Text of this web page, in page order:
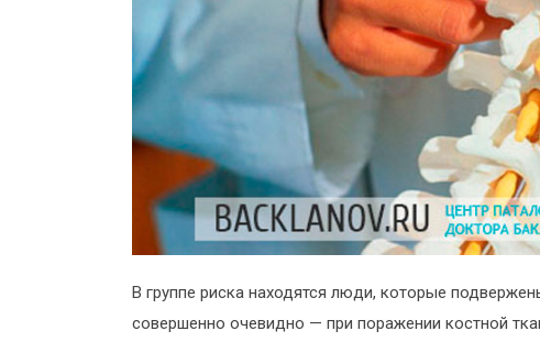
В группе риска находятся люди, которые
совершенно очевидно — при поражении костной